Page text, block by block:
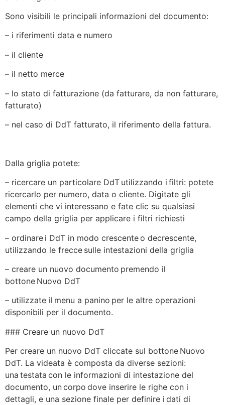
Sono visibili le principali informazioni del documento:
– i riferimenti data e numero
– il cliente
– il netto merce
– lo stato di fatturazione (da fatturare, da non fatturare,
fatturato)
– nel caso di DdT fatturato, il riferimento della fattura.
Dalla griglia potete:
– ricercare un particolare DdT utilizzando i filtri: potete
ricercarlo per numero, data o cliente. Digitate gli
elementi che vi interessano e fate clic su qualsiasi
campo della griglia per applicare i filtri richiesti
– ordinare i DdT in modo crescente o decrescente,
utilizzando le frecce sulle intestazioni della griglia
– creare un nuovo documento premendo il
bottone Nuovo DdT
– utilizzate il menu a panino per le altre operazioni
disponibili per il documento.
### Creare un nuovo DdT
Per creare un nuovo DdT cliccate sul bottone Nuovo
DdT. La videata è composta da diverse sezioni:
una testata con le informazioni di intestazione del
documento, un corpo dove inserire le righe con i
dettagli, e una sezione finale per definire i dati di